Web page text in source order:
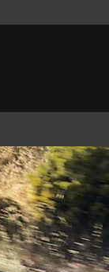
F-TYPE